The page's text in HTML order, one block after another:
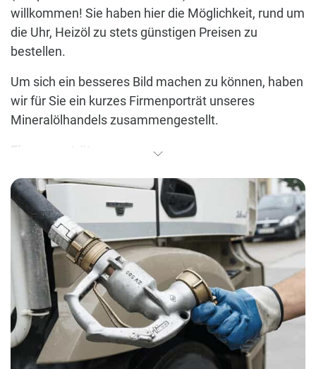
willkommen! Sie haben hier die Möglichkeit, rund um
die Uhr, Heizöl zu stets günstigen Preisen zu
bestellen.
Um sich ein besseres Bild machen zu können, haben
wir für Sie ein kurzes Firmenporträt unseres
Mineralölhandels zusammengestellt.
Firmenporträt:
Das im Jahr 1950 von Rudi Donig gegründete
Familienunternehmen ist einer der führenden
Fachbetriebe in der Mineralöl- und
Schmierstoffbranche und wird seit 2019 bereits in
der 3. Generation geführt.
Als zertifizierter ARAL Markenvertriebspartner steht
das Unternehmen im Bereich Heizöle, Kraftstoffe,
AdBlue® & Schmierstoffe für aller höchste
Qualitätsansprüche (DIN-Norm). Neben der
Bereitstellung hochwertiger Produkte, bietet die